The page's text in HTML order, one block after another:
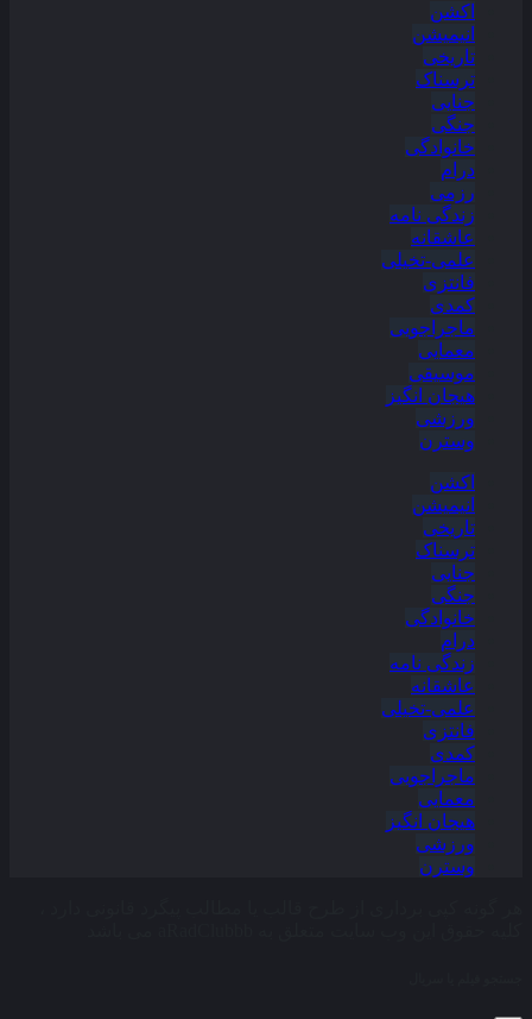
اکشن
انیمیشن
تاریخی
ترسناک
جنایی
جنگی
خانوادگی
درام
رزمی
زندگی نامه
عاشقانه
علمی-تخیلی
فانتزی
کمدی
ماجراجویی
معمایی
موسیقی
هیجان انگیز
ورزشی
وسترن
اکشن
انیمیشن
تاریخی
ترسناک
جنایی
جنگی
خانوادگی
درام
زندگی نامه
عاشقانه
علمی-تخیلی
فانتزی
کمدی
ماجراجویی
معمایی
هیجان انگیز
ورزشی
وسترن